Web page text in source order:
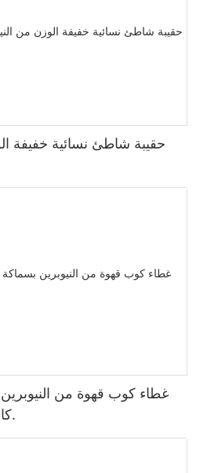
حقيبة شاطئ نسائية خفيفة
كاملة بتقنية النقل الحراري.